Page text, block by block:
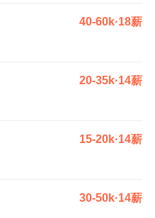
40-60k·18薪
20-35k·14薪
15-20k·14薪
30-50k·14薪